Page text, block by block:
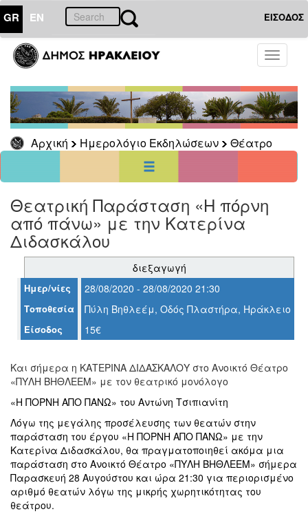
GR EN ΕΙΣΟΔΟΣ
Toggle
Αρχική Ημερολόγιο Εκδηλώσεων Θέατρο
01Αύγουστος
2026
Κυρ Τρι Τετ Πεμ Παρ Σαβ
1
2
9 10 11 12 13 14
15
22
<<
σήμερα >>
ΗΜΕΡΟΛΟΓΙΟ
ΕΚΔΗΛΩΣΕΩΝ
ΤΟΠΟΣ
ΔΗΜΟΣ
ΠΟΛΙΤΙΣΜΟΣ
ΑΝΘΕΚΤΙΚΗ
ΠΟΛΗ
Θεατρική Παράσταση «Η πόρνη
από πάνω» με την Κατερίνα
Διδασκάλου
διεξαγωγή
Ημερ/νίες 28/08/2020 - 28/08/2020 21:30
Τοποθεσία Πύλη Βηθλεέμ, Οδός Πλαστήρα, Ηράκλειο
Είσοδος 15€
Και σήμερα η ΚΑΤΕΡΙΝΑ ΔΙΔΑΣΚΑΛΟΥ στο Ανοικτό Θέατρο
«ΠΥΛΗ ΒΗΘΛΕΕΜ» με τον θεατρικό μονόλογο
«Η ΠΟΡΝΗ ΑΠΟ ΠΑΝΩ» του Αντώνη Τσιπιανίτη
Λόγω της μεγάλης προσέλευσης των θεατών στην
παράσταση του έργου «Η ΠΟΡΝΗ ΑΠΟ ΠΑΝΩ» με την
Κατερίνα Διδασκάλου, θα πραγματοποιηθεί ακόμα μια
παράσταση στο Ανοικτό Θέατρο «ΠΥΛΗ ΒΗΘΛΕΕΜ» σήμερα
Παρασκευή 28 Αυγούστου και ώρα 21:30 για περιορισμένο
αριθμό θεατών λόγω της μικρής χωρητικότητας του
θεάτρου.